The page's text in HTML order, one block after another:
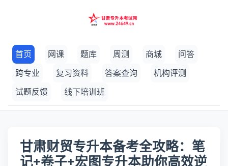
首页 网课 题库 周测 商城
问答
跨专业
复习资料 答案查询
机构评测
试题反馈
线下培训班
甘肃财贸专升本备考全攻略：笔
记+卷子+宏图专升本助你高效逆